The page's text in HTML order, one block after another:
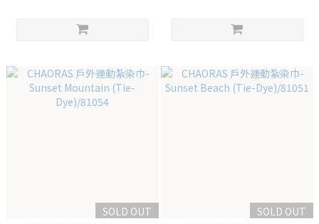
SOLD OUT
SOLD OUT